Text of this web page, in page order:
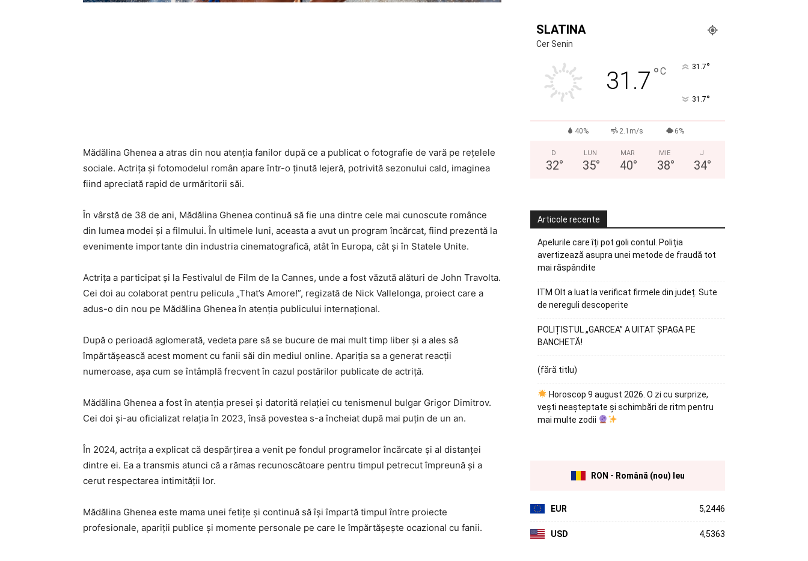
Mădălina Ghenea a atras din nou atenția fanilor după ce a publicat o fotografie de vară pe rețelele
sociale. Actrița și fotomodelul român apare într-o ținută lejeră, potrivită sezonului cald, imaginea
fiind apreciată rapid de urmăritorii săi.
În vârstă de 38 de ani, Mădălina Ghenea continuă să fie una dintre cele mai cunoscute românce
din lumea modei și a filmului. În ultimele luni, aceasta a avut un program încărcat, fiind prezentă la
evenimente importante din industria cinematografică, atât în Europa, cât și în Statele Unite.
Actrița a participat și la Festivalul de Film de la Cannes, unde a fost văzută alături de John Travolta.
Cei doi au colaborat pentru pelicula „That’s Amore!”, regizată de Nick Vallelonga, proiect care a
adus-o din nou pe Mădălina Ghenea în atenția publicului internațional.
După o perioadă aglomerată, vedeta pare să se bucure de mai mult timp liber și a ales să
împărtășească acest moment cu fanii săi din mediul online. Apariția sa a generat reacții
numeroase, așa cum se întâmplă frecvent în cazul postărilor publicate de actriță.
Mădălina Ghenea a fost în atenția presei și datorită relației cu tenismenul bulgar Grigor Dimitrov.
Cei doi și-au oficializat relația în 2023, însă povestea s-a încheiat după mai puțin de un an.
În 2024, actrița a explicat că despărțirea a venit pe fondul programelor încărcate și al distanței
dintre ei. Ea a transmis atunci că a rămas recunoscătoare pentru timpul petrecut împreună și a
cerut respectarea intimității lor.
Mădălina Ghenea este mama unei fetițe și continuă să își împartă timpul între proiecte
profesionale, apariții publice și momente personale pe care le împărtășește ocazional cu fanii.
SLATINA
Cer Senin
31.7 °C 31.7°
31.7°
40% 2.1m/s 6%
D
32°
LUN
35°
MAR
40°
MIE
38°
J
34°
Articole recente
Apelurile care îți pot goli contul. Poliția
avertizează asupra unei metode de fraudă tot
mai răspândite
ITM Olt a luat la verificat firmele din județ. Sute
de nereguli descoperite
POLIȚISTUL „GARCEA” A UITAT ȘPAGA PE
BANCHETĂ!
(fără titlu)
Horoscop 9 august 2026. O zi cu surprize,
vești neașteptate și schimbări de ritm pentru
mai multe zodii
RON - Română (nou) leu
EUR 5,2446
USD 4,5363